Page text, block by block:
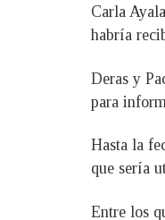
Carla
habría
Deras y
para
Hasta la
que sería
Entre los